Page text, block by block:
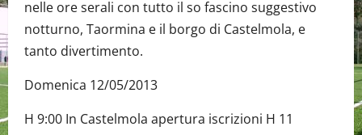
nelle ore serali con tutto il so fascino suggestivo
notturno, Taormina e il borgo di Castelmola, e
tanto divertimento.
Domenica 12/05/2013
H 9:00 In Castelmola apertura iscrizioni H 11